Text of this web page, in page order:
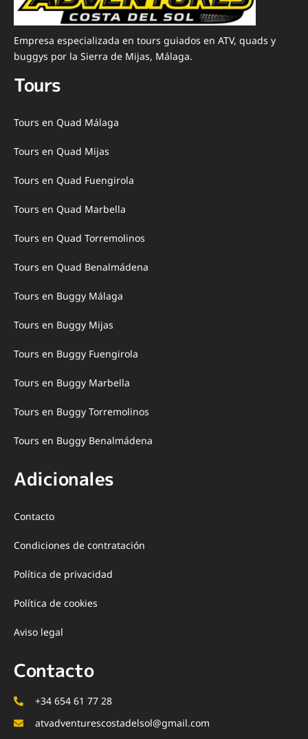
Empresa especializada en tours guiados en ATV, quads y
buggys por la Sierra de Mijas, Málaga.
Tours
Tours en Quad Málaga
Tours en Quad Mijas
Tours en Quad Fuengirola
Tours en Quad Marbella
Tours en Quad Torremolinos
Tours en Quad Benalmádena
Tours en Buggy Málaga
Tours en Buggy Mijas
Tours en Buggy Fuengirola
Tours en Buggy Marbella
Tours en Buggy Torremolinos
Tours en Buggy Benalmádena
Adicionales
Contacto
Condiciones de contratación
Política de privacidad
Política de cookies
Aviso legal
Contacto
+34 654 61 77 28
atvadventurescostadelsol@gmail.com